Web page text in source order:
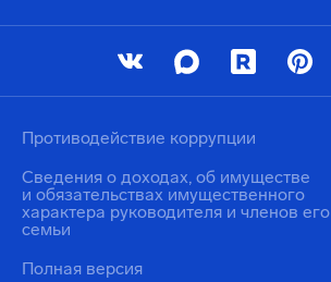
Противодействие коррупции
Сведения о доходах, об имуществе
и обязательствах имущественного
характера руководителя и членов его
семьи
Полная версия